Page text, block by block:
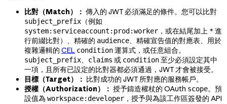
比對（Match）： 傳入的 JWT 必須滿足的條件。您可以比對
subject_prefix （例如
system:serviceaccount:prod:worker ，或在結尾加上 *進
行前綴比對）、精確的 audience、精確宣告值的對應表、用於
複雜邏輯的 CEL condition運算式，或任意組合。
subject_prefix、 claims 或 condition至少必須設定其中
一項，且所有已設定的比對器都必須通過，JWT 才會被接受。
目標（Target）： 比對成功的 JWT 所對應的服務帳戶。
授權（Authorization）： 授予鑄造權杖的 OAuth scope。預
設值為 workspace:developer ，授予與為該工作區簽發的 API